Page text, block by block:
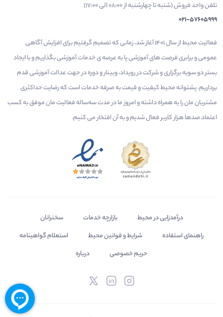
تلفن واحد فروش (شنبه تا چهارشنبه از 08:00 الی 17:00)
021-57605999
فعالیت محیط از سال 1401 آغاز شد، زمانی که تصمیم گرفتیم برای افزایش آگاهی
عمومی و برابری فرصت های آموزشی پا به عرصه ی خدمات آموزشی بگذاریم و با ایجاد
بستر دو سویه برگزاری و شرکت در رویداد، وبینار و دوره در جهت عدالت آموزشی قدم
برداریم. پشتوانه محیط کیفیت و قیمت به صرفه خدمات است که رضایت حداکثری
مشتریان مان را به همراه داشته و امروز ما در مدت سه‌ساله فعالیت مان موفق به کسب
اعتماد صدها هزار کاربر فعال شدیم و به آن افتخار می‌ کنیم.
درآمدزایی در محیط بازارچه خدمات
سخنرانان
راهنمای استفاده
شرایط و قوانین محیط
استعلام گواهینامه
حریم خصوصی
درباره